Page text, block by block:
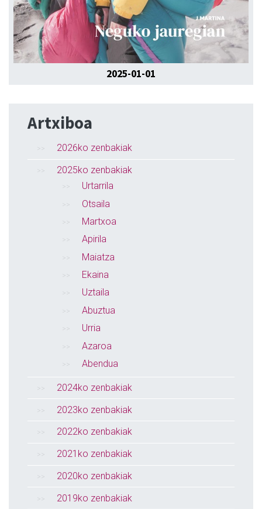
2025-01-01
Artxiboa
2026ko zenbakiak
2025ko zenbakiak
Urtarrila
Otsaila
Martxoa
Apirila
Maiatza
Ekaina
Uztaila
Abuztua
Urria
Azaroa
Abendua
2024ko zenbakiak
2023ko zenbakiak
2022ko zenbakiak
2021ko zenbakiak
2020ko zenbakiak
2019ko zenbakiak